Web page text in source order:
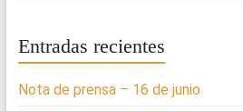
Entradas recientes
Nota de prensa – 16 de junio